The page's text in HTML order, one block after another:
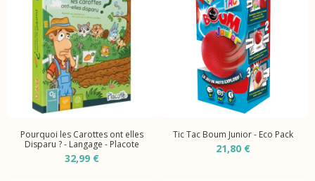
Pourquoi les Carottes ont elles
Disparu ? - Langage - Placote
32,99 €
Tic Tac Boum Junior - Eco Pack
21,80 €